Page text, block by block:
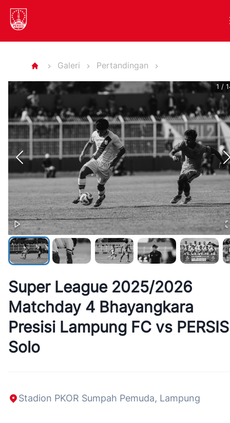
Galeri Pertandingan
1 /
Super League 2025/2026
Matchday 4 Bhayangkara
Presisi Lampung FC vs PERSIS
Solo
Stadion PKOR Sumpah Pemuda, Lampung